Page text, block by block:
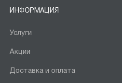
ИНФОРМАЦИЯ
Услуги
Акции
Доставка и оплата